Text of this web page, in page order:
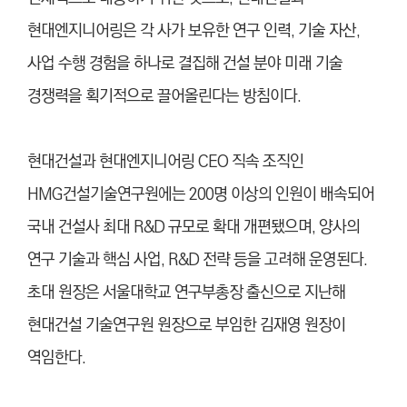
현대엔지니어링은 각 사가 보유한 연구 인력, 기술 자산,
사업 수행 경험을 하나로 결집해 건설 분야 미래 기술
경쟁력을 획기적으로 끌어올린다는 방침이다.
현대건설과 현대엔지니어링 CEO 직속 조직인
HMG건설기술연구원에는 200명 이상의 인원이 배속되어
국내 건설사 최대 R&D 규모로 확대 개편됐으며, 양사의
연구 기술과 핵심 사업, R&D 전략 등을 고려해 운영된다.
초대 원장은 서울대학교 연구부총장 출신으로 지난해
현대건설 기술연구원 원장으로 부임한 김재영 원장이
역임한다.